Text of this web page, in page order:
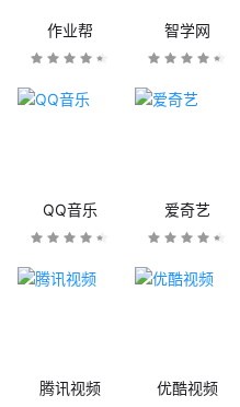
作业帮 智学网
QQ音乐 爱奇艺
腾讯视频 优酷视频